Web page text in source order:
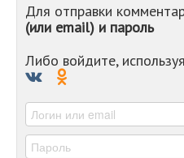
Для отправки
(или email) и пароль
Либо войдите,